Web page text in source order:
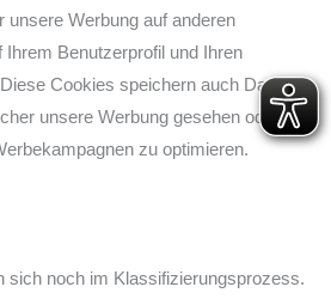
unsere Werbung auf anderen
Benutzerprofil und Ihren
Cookies speichern auch Daten
unsere Werbung gesehen oder
zu optimieren.
sich noch im Klassifizierungsprozess.